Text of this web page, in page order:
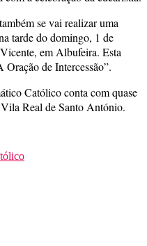
se vai realizar uma
tarde do domingo, 1 de
em Albufeira. Esta
de Intercessão”.
Católico conta com quase
Real de Santo António.